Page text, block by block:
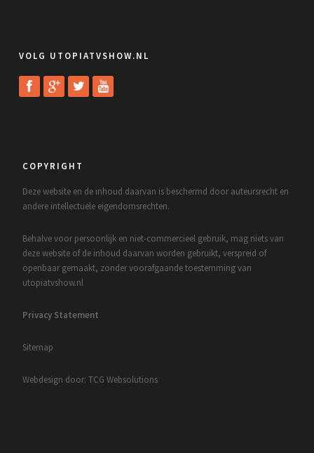
VOLG UTOPIATVSHOW.NL
COPYRIGHT
Deze website en de inhoud daarvan is beschermd door auteursrecht en
andere intellectuele eigendomsrechten.
Behalve voor persoonlijk en niet-commercieel gebruik, mag niets van
deze website of de inhoud daarvan worden gebruikt, verspreid of
openbaar gemaakt, zonder voorafgaande toestemming van
utopiatvshow.nl
Privacy Statement
Sitemap
Webdesign door: TCG Websolutions